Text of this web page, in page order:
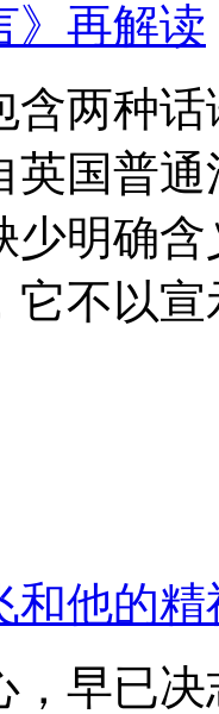
再解读
含两种
英国普
少明确
它不以
和他的
，早已